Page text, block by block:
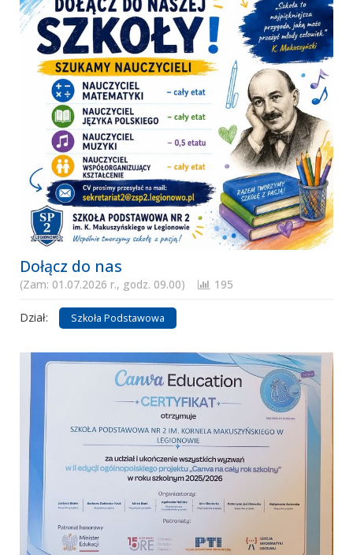
Dołącz do nas
(Zam: 01.07.2026 r., godz. 09.00) 195
Dział: Szkoła Podstawowa